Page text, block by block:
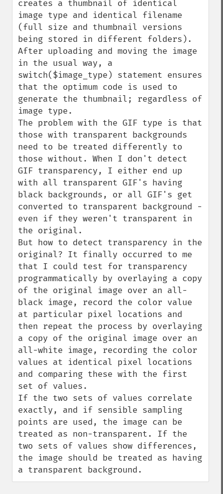
creates a thumbnail of identical
image type and identical filename
(full size and thumbnail versions
being stored in different folders).
After uploading and moving the image
in the usual way, a
switch($image_type) statement ensures
that the optimum code is used to
generate the thumbnail; regardless of
image type.
The problem with the GIF type is that
those with transparent backgrounds
need to be treated differently to
those without. When I don't detect
GIF transparency, I either end up
with all transparent GIF's having
black backgrounds, or all GIF's get
converted to transparent background -
even if they weren't transparent in
the original.
But how to detect transparency in the
original? It finally occurred to me
that I could test for transparency
programmatically by overlaying a copy
of the original image over an all-
black image, record the color value
at particular pixel locations and
then repeat the process by overlaying
a copy of the original image over an
all-white image, recording the color
values at identical pixel locations
and comparing these with the first
set of values.
If the two sets of values correlate
exactly, and if sensible sampling
points are used, the image can be
treated as non-transparent. If the
two sets of values show differences,
the image should be treated as having
a transparent background.